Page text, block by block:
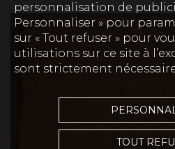
personnalisation de
Personnaliser » pour
sur « Tout refuser » pour
utilisations sur ce site à
sont strictement
TOUT